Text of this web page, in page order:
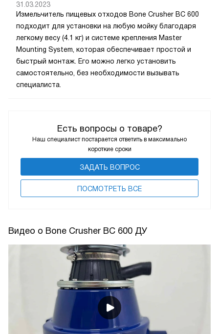
Есть вопросы о товаре?
Наш специалист постарается ответить в максимально
короткие сроки
ЗАДАТЬ ВОПРОС
ПОCМОТРЕТЬ ВСЕ
31.03.2023
Измельчитель пищевых отходов Bone Crusher BC 600
подходит для установки на любую мойку благодаря
легкому весу (4.1 кг) и системе крепления Master
Mounting System, которая обеспечивает простой и
быстрый монтаж. Его можно легко установить
самостоятельно, без необходимости вызывать
специалиста.
Видео о Bone Crusher BC 600 ДУ